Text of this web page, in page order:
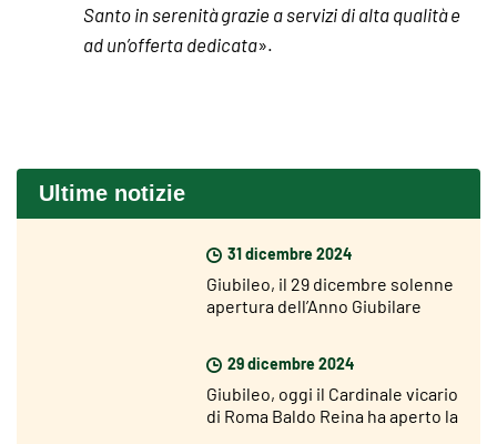
Santo in serenità grazie a servizi di alta qualità e
ad un’offerta dedicata».
Ultime notizie
31 dicembre 2024
Giubileo, il 29 dicembre solenne
apertura dell’Anno Giubilare
29 dicembre 2024
Giubileo, oggi il Cardinale vicario
di Roma Baldo Reina ha aperto la